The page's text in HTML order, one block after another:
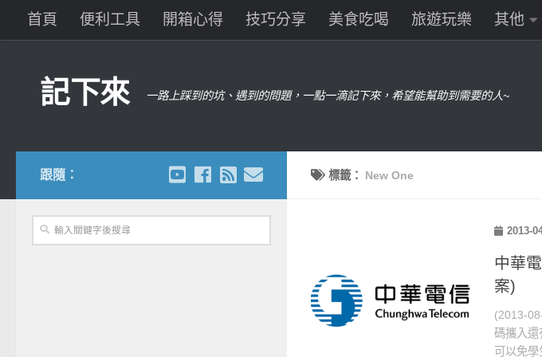
首頁 便利工具 開箱心得 技巧分享 美食吃喝 旅遊玩樂 其他
記下來 一路上踩到的坑、遇到的問題，一點一滴記下來，希望能幫助到需要的人~
標籤： New One
2013-
中華
案)
(2013-
碼攜入還
可以免
跟隨：